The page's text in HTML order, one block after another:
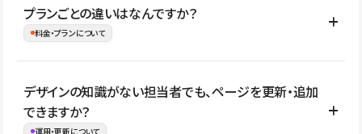
イト全体のデザインや設定がそのまま移行されるわけではないた
め、移行後にページ構成やデザイン、CMS設計、URL・リダイレク
はい。アクセス規模が大きいサイトや、複数部門での運用、権限管
理、セキュリティ確認、既存システムとの連携など、個別の要件が
ない段階でも、お問い合わせください。
お問合せはこちら
プランごとの違いはなんですか？
料金・プランについて
公開ページ数、バージョン履歴の期間、CMS利用数の上限、権限
管理の有無などがプランごとに異なります。詳しくは料金プランペ
ージをご覧ください。
デザインの知識がない担当者でも、ページを更新・追加
できますか？
運用・更新について